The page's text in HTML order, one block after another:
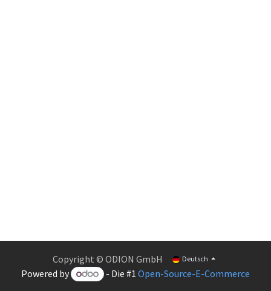
Copyright © ODION GmbH Deutsch
Powered by - Die #1 Open-Source-E-Commerce